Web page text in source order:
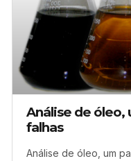
Análise de óleo,
falhas
Análise de óleo, um